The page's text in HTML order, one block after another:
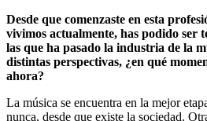
Desde que comenzaste en esta
vivimos actualmente, has podido ser
las que ha pasado la industria de la
distintas perspectivas, ¿en qué
ahora?
La música se encuentra en la mejor
nunca, desde que existe la sociedad.